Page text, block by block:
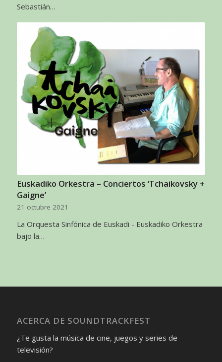
Sebastián…
Euskadiko Orkestra – Conciertos ‘Tchaikovsky +
Gaigne’
21 octubre 2021
La Orquesta Sinfónica de Euskadi - Euskadiko Orkestra
bajo la…
ACERCA DE SOUNDTRACKFEST
¿Te gusta la música de cine, juegos y series de
televisión?